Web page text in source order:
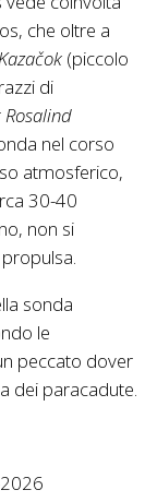
che oltre a
(piccolo
di
Rosalind
nel corso
atmosferico,
30-40
non si
sonda
le
peccato dover
dei paracadute.